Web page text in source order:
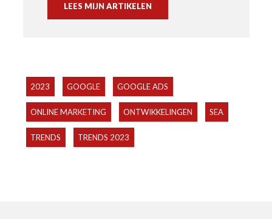
LEES MIJN ARTIKELEN
2023 GOOGLE GOOGLE ADS
ONLINE MARKETING ONTWIKKELINGEN SEA
TRENDS TRENDS 2023